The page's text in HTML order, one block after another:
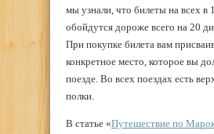
мы узнали, что билеты на всех в
обойдутся дороже всего на 20
При покупке билета вам
конкретное место, которое вы
поезде. Во всех поездах есть
полки.
В статье «Путешествие по